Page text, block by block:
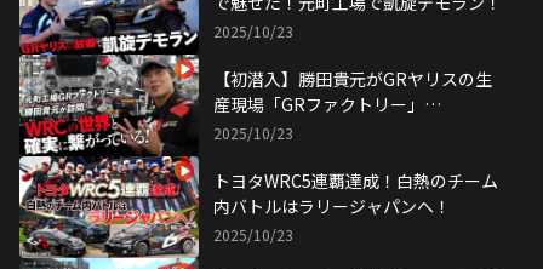
2025/10/23
【初潜入】勝田貴元がGRヤリスの生
産現場「GRファクトリー」
で"WRC"を感じる！
2025/10/23
トヨタWRC5連覇達成！白熱のチーム
内バトルはラリージャパンへ！
2025/10/23